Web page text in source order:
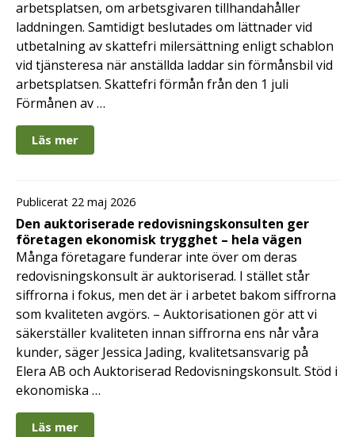
arbetsplatsen, om arbetsgivaren tillhandahåller
laddningen. Samtidigt beslutades om lättnader vid
utbetalning av skattefri milersättning enligt schablon
vid tjänsteresa när anställda laddar sin förmånsbil vid
arbetsplatsen. Skattefri förmån från den 1 juli
Förmånen av …
Läs mer
Publicerat 22 maj 2026
Den auktoriserade redovisningskonsulten ger
företagen ekonomisk trygghet – hela vägen
Många företagare funderar inte över om deras
redovisningskonsult är auktoriserad. I stället står
siffrorna i fokus, men det är i arbetet bakom siffrorna
som kvaliteten avgörs. – Auktorisationen gör att vi
säkerställer kvaliteten innan siffrorna ens når våra
kunder, säger Jessica Jading, kvalitetsansvarig på
Elera AB och Auktoriserad Redovisningskonsult. Stöd i
ekonomiska …
Läs mer